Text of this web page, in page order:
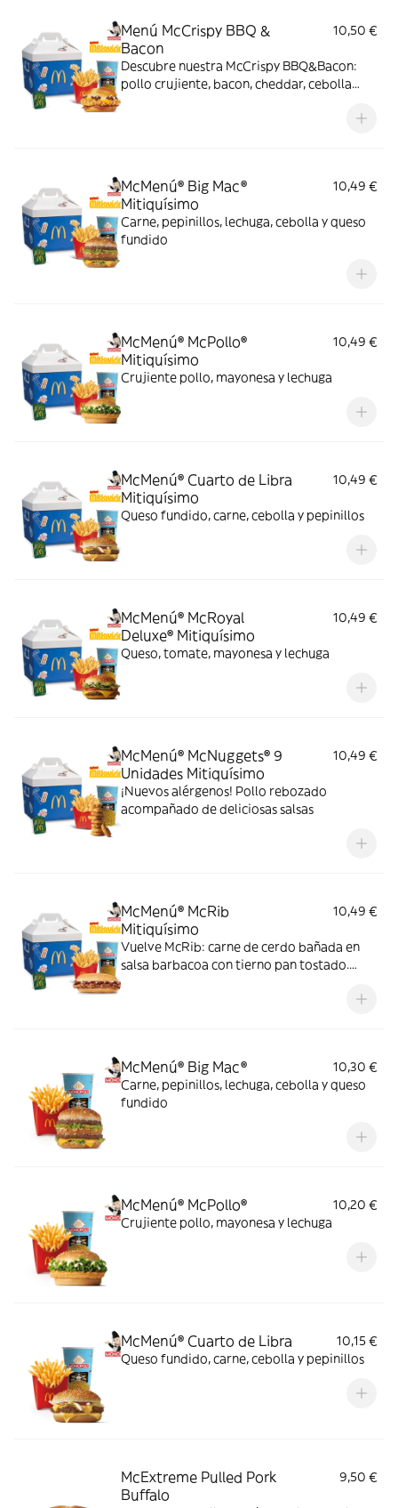
Menú McCrispy BBQ &
Bacon
10,50 €
Descubre nuestra McCrispy BBQ&Bacon:
pollo crujiente, bacon, cheddar, cebolla
harina de trigo con copos de patata. ¡Sabor
McMenú® Big Mac®
Mitiquísimo
10,49 €
Carne, pepinillos, lechuga, cebolla y queso
fundido
McMenú® McPollo®
Mitiquísimo
10,49 €
Crujiente pollo, mayonesa y lechuga
McMenú® Cuarto de Libra
Mitiquísimo
10,49 €
Queso fundido, carne, cebolla y pepinillos
McMenú® McRoyal
Deluxe® Mitiquísimo
10,49 €
Queso, tomate, mayonesa y lechuga
McMenú® McNuggets® 9
Unidades Mitiquísimo
10,49 €
¡Nuevos alérgenos! Pollo rebozado
acompañado de deliciosas salsas
McMenú® McRib
Mitiquísimo
10,49 €
Vuelve McRib: carne de cerdo bañada en
salsa barbacoa con tierno pan tostado.
McMenú® Big Mac®
10,30 €
Carne, pepinillos, lechuga, cebolla y queso
fundido
McMenú® McPollo®
10,20 €
Crujiente pollo, mayonesa y lechuga
McMenú® Cuarto de Libra
10,15 €
Queso fundido, carne, cebolla y pepinillos
McExtreme Pulled Pork
Buffalo
9,50 €